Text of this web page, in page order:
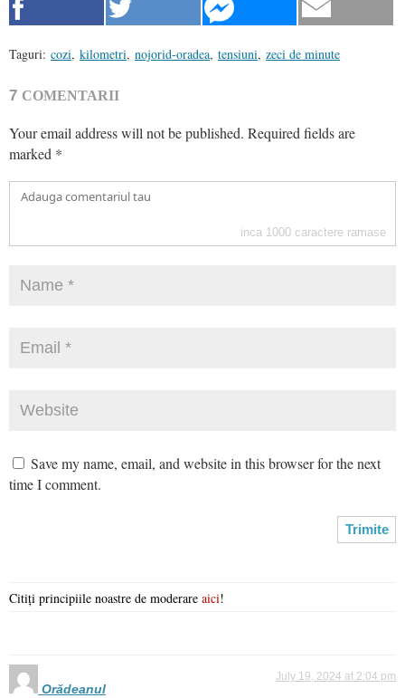
Taguri: cozi, kilometri, nojorid-oradea, tensiuni, zeci de minute
7 COMENTARII
Your email address will not be published. Required fields are
marked *
inca 1000 caractere ramase
Save my name, email, and website in this browser for the next
time I comment.
Citiți principiile noastre de moderare aici!
Orădeanul
July 19, 2024 at 2:04 pm